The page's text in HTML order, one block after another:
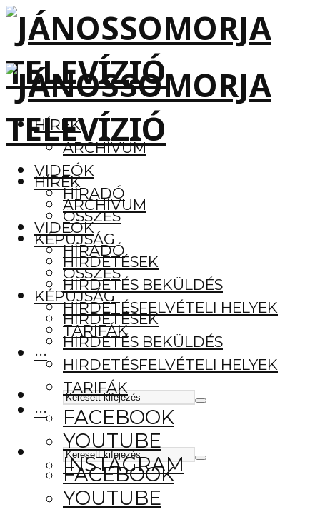
HÍREK
ARCHÍVUM
VIDEÓK
HÍRADÓ
ÖSSZES
KÉPÚJSÁG
HIRDETÉSEK
HIRDETÉS BEKÜLDÉS
HIRDETÉSFELVÉTELI HELYEK
TARIFÁK
···
FACEBOOK
YOUTUBE
INSTAGRAM
HÍREK
ARCHÍVUM
VIDEÓK
HÍRADÓ
ÖSSZES
KÉPÚJSÁG
HIRDETÉSEK
HIRDETÉS BEKÜLDÉS
HIRDETÉSFELVÉTELI HELYEK
TARIFÁK
···
FACEBOOK
YOUTUBE